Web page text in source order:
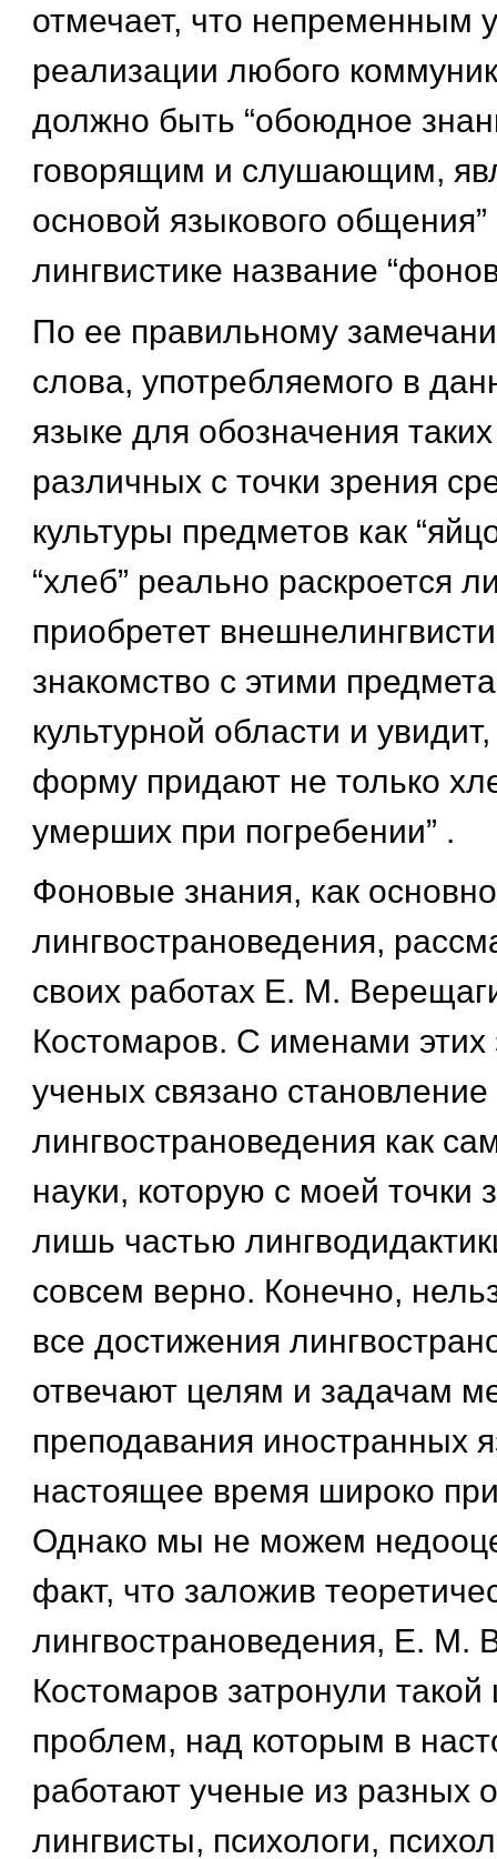
отмечает, что непременным
реализации любого
должно быть “обоюдное
говорящим и слушающим,
основой языкового
лингвистике название
По ее правильному
слова, употребляемого в
языке для обозначения
различных с точки зрения
культуры предметов как
“хлеб” реально раскроется
приобретет
знакомство с этими
культурной области и
форму придают не только
умерших при погребении” .
Фоновые знания, как
лингвострановедения,
своих работах Е. М.
Костомаров. С именами этих
ученых связано становление
лингвострановедения как
науки, которую с моей точки
лишь частью
совсем верно. Конечно,
все достижения
отвечают целям и задачам
преподавания иностранных
настоящее время широко
Однако мы не можем
факт, что заложив
лингвострановедения, Е. М.
Костомаров затронули такой
проблем, над которым в
работают ученые из разных
лингвисты, психологи,